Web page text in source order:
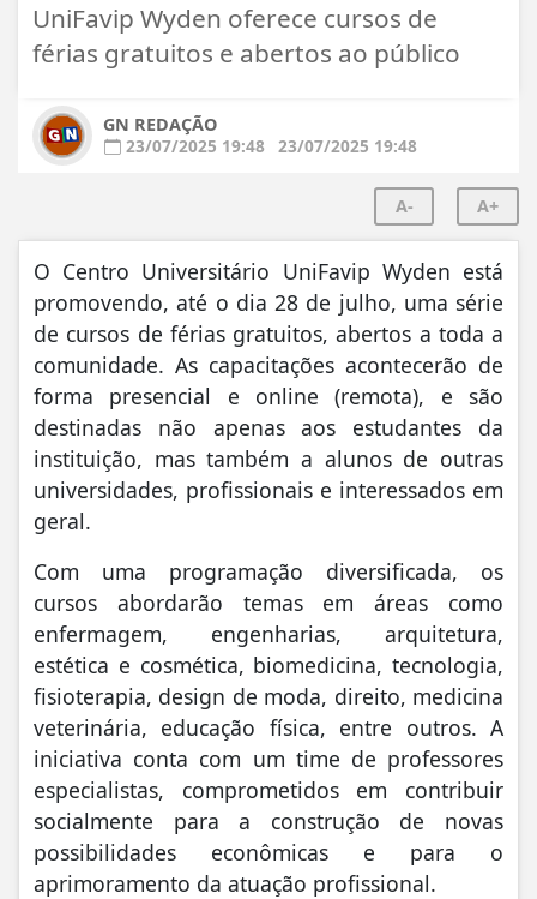
UniFavip Wyden oferece cursos de
férias gratuitos e abertos ao público
GN REDAÇÃO
23/07/2025 19:48
23/07/2025 19:48
A- A+
O Centro Universitário UniFavip Wyden está
promovendo, até o dia 28 de julho, uma série
de cursos de férias gratuitos, abertos a toda a
comunidade. As capacitações acontecerão de
forma presencial e online (remota), e são
destinadas não apenas aos estudantes da
instituição, mas também a alunos de outras
universidades, profissionais e interessados em
geral.
Com uma programação diversificada, os
cursos abordarão temas em áreas como
enfermagem, engenharias, arquitetura,
estética e cosmética, biomedicina, tecnologia,
fisioterapia, design de moda, direito, medicina
veterinária, educação física, entre outros. A
iniciativa conta com um time de professores
especialistas, comprometidos em contribuir
socialmente para a construção de novas
possibilidades econômicas e para o
aprimoramento da atuação profissional.